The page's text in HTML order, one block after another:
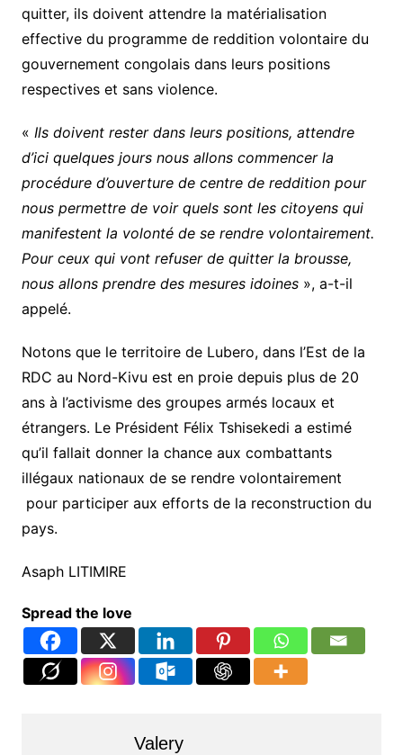
quitter, ils doivent attendre la matérialisation
effective du programme de reddition volontaire du
gouvernement congolais dans leurs positions
respectives et sans violence.
« Ils doivent rester dans leurs positions, attendre
d’ici quelques jours nous allons commencer la
procédure d’ouverture de centre de reddition pour
nous permettre de voir quels sont les citoyens qui
manifestent la volonté de se rendre volontairement.
Pour ceux qui vont refuser de quitter la brousse,
nous allons prendre des mesures idoines», a-t-il
appelé.
Notons que le territoire de Lubero, dans l’Est de la
RDC au Nord-Kivu est en proie depuis plus de 20
ans à l’activisme des groupes armés locaux et
étrangers. Le Président Félix Tshisekedi a estimé
qu’il fallait donner la chance aux combattants
illégaux nationaux de se rendre volontairement
pour participer aux efforts de la reconstruction du
pays.
Asaph LITIMIRE
Spread the love
Valery